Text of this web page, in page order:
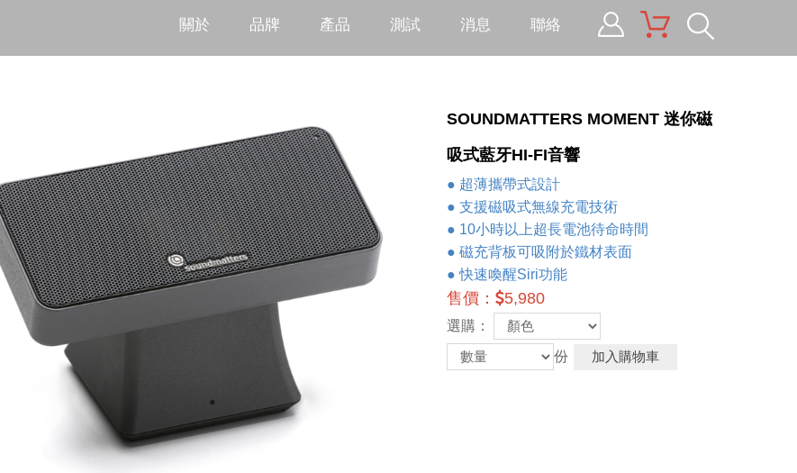
關於 品牌
Acoustic Material -
iWaseMi
soundmatters
Parrot
Level 10
Pro-Ject
TONE Factory
KLIPPEL
產品
銷售點
租賃
測試
Acoustic Material -
KLIPPEL
LOUDsoft
gfai tech
消息 聯絡
SOUNDMATTERS MOMENT 迷你磁
吸式藍牙HI-FI音響
● 超薄攜帶式設計
● 支援磁吸式無線充電技術
● 10小時以上超長電池待命時間
● 磁充背板可吸附於鐵材表面
● 快速喚醒Siri功能
售價： 5,980
選購：
份